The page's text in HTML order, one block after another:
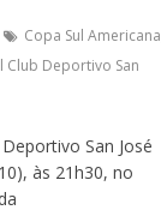
Copa Sul Americana
Club Deportivo San
San José
às 21h30, no